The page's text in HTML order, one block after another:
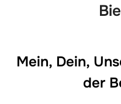
Mein, Dein,
der